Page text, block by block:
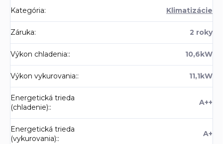
Kategória: Klimatizácie
Záruka: 2 roky
Výkon chladenia:: 10,6kW
Výkon vykurovania:: 11,1kW
Energetická trieda
(chladenie)::
A++
Energetická trieda
(vykurovania)::
A+